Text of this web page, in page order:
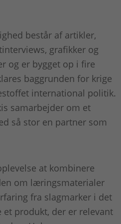
består af artikler,
grafikker og
og er bygget op i fire
baggrunden for krige
international politik.
samarbejder om et
så stor en partner som
at kombinere
om læringsmaterialer
fra slagmarker i det
produkt, der er relevant